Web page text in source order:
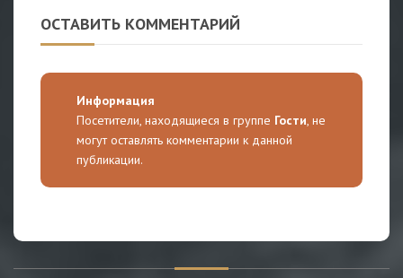
ОСТАВИТЬ КОММЕНТАРИЙ
Информация
Посетители, находящиеся в группе Гости, не
могут оставлять комментарии к данной
публикации.